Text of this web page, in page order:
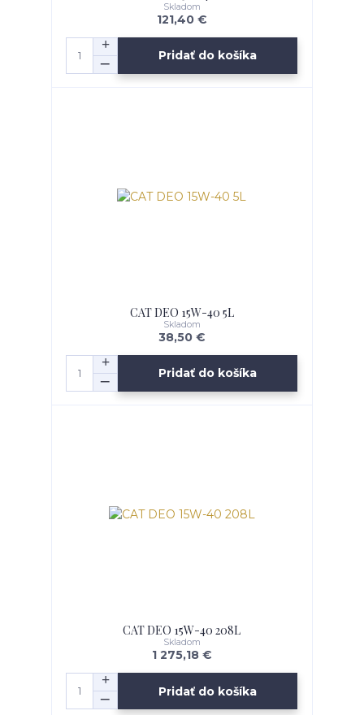
121,40 €
Skladom
Pridať do košíka
CAT DEO 15W-40 5L
38,50 €
Skladom
Pridať do košíka
CAT DEO 15W-40 208L
1 275,18 €
Skladom
Pridať do košíka